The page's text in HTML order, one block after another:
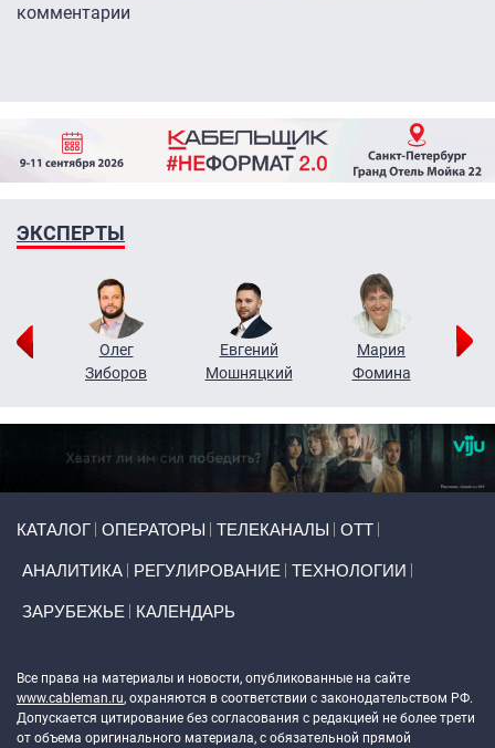
комментарии
ЭКСПЕРТЫ
Олег
Зиборов
Евгений
Мошняцкий
Мария
Фомина
КАТАЛОГ ОПЕРАТОРЫ ТЕЛЕКАНАЛЫ ОТТ
АНАЛИТИКА РЕГУЛИРОВАНИЕ ТЕХНОЛОГИИ
ЗАРУБЕЖЬЕ КАЛЕНДАРЬ
Все права на материалы и новости, опубликованные на сайте
www.cableman.ru, охраняются в соответствии с законодательством РФ.
Допускается цитирование без согласования с редакцией не более трети
от объема оригинального материала, с обязательной прямой